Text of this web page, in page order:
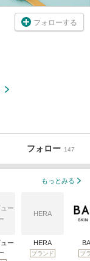
フォローする
フォロー 147
もっとみる
ー
ー
HERA
HERA
ブランド ブ